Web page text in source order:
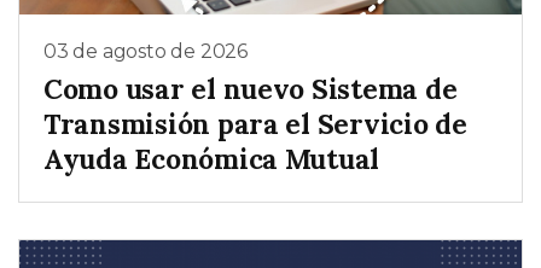
03 de agosto de 2026
Como usar el nuevo Sistema de
Transmisión para el Servicio de
Ayuda Económica Mutual